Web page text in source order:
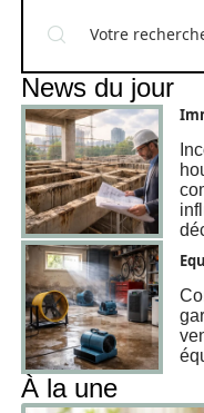
News du jour
À la une